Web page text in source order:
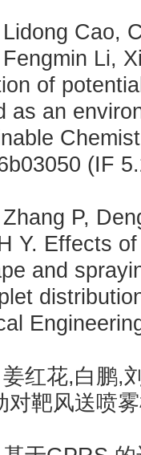
Cao,
Li,
of
as an
(IF
P,
Y. Effects
and
红花,白鹏,
对靶风送喷